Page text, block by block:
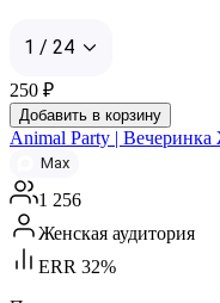
1 / 24
250 ₽
Добавить в корзину
Animal Party |
Max
1 256
Женская аудитория
ERR 32%